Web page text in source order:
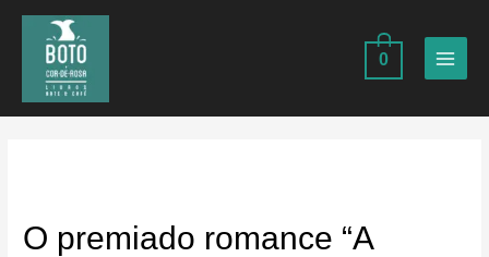
conteúdo
0
MAIN
O premiado romance “A